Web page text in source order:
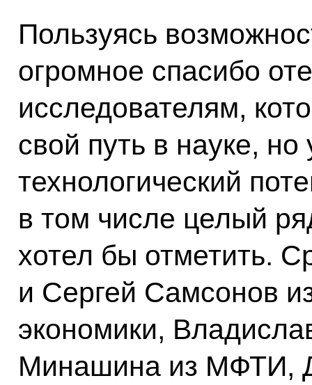
Пользуясь
огромное спасибо
исследователям,
свой путь в науке,
технологический
в том числе целый
хотел бы отметить.
и Сергей Самсонов
экономики,
Минашина из МФТИ,